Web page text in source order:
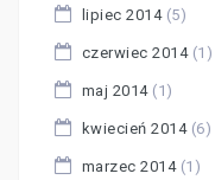
lipiec 2014(5)
czerwiec 2014(1)
maj 2014(1)
kwiecień 2014(6)
marzec 2014(1)